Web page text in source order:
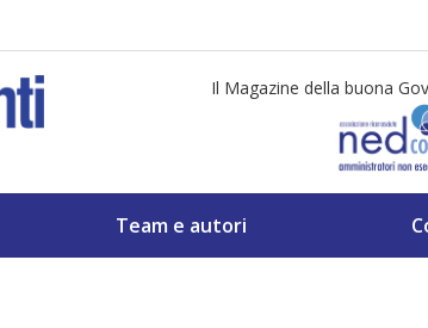
Il Magazine della buona
Team e autori